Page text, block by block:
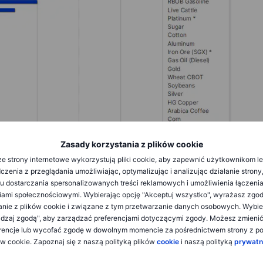
Zasady korzystania z plików cookie
strony internetowe wykorzystują pliki cookie, aby zapewnić użytkownikom
z przeglądania umożliwiając, optymalizując i analizując działanie
dostarczania spersonalizowanych treści reklamowych i umożliwienia
społecznościowymi. Wybierając opcję "Akceptuj wszystko", wyrażasz
z plików cookie i związane z tym przetwarzanie danych osobowych.
zgodą", aby zarządzać preferencjami dotyczącymi zgody. Możesz
lub wycofać zgodę w dowolnym momencie za pośrednictwem strony z
cookie. Zapoznaj się z naszą polityką plików cookie i naszą polityką
taryfami i obawy o wzrost gospodarczy spowodowały
jak inne klasy aktywów—ponownie się
wzrost o 1,4%, napędzany przez sektory procykliczne i
dał impuls sektorom energetycznym i przemysłowym.
chińskich inwestorów i pewien popyt na bezpieczne
się—najbardziej niedawno między Indiami a Pakistanem.